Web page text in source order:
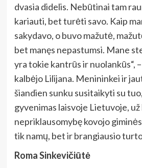
dvasia didelis. Nebūtinai tam
kariauti, bet turėti savo. Kaip
sakydavo, o buvo mažutė,
bet manęs nepastumsi. Mane
yra tokie kantrūs ir nuolankūs“,
kalbėjo Lilijana. Menininkei ir
šiandien sunku susitaikyti su
gyvenimas laisvoje Lietuvoje,
nepriklausomybę kovojo
tik namų, bet ir brangiausio
Roma Sinkevičiūtė